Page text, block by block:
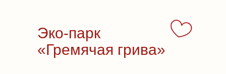
Эко-парк
«Гремячая грива»